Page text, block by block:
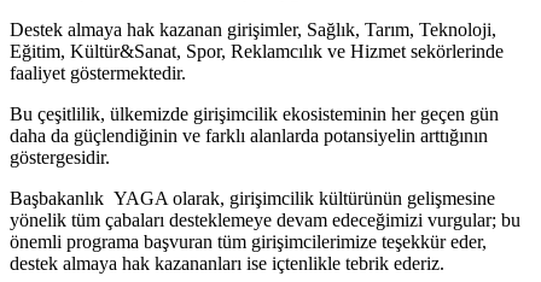
Destek almaya hak kazanan girişimler, Sağlık, Tarım, Teknoloji,
Eğitim, Kültür&Sanat, Spor, Reklamcılık ve Hizmet sekörlerinde
faaliyet göstermektedir.
Bu çeşitlilik, ülkemizde girişimcilik ekosisteminin her geçen gün
daha da güçlendiğinin ve farklı alanlarda potansiyelin arttığının
göstergesidir.
Başbakanlık YAGA olarak, girişimcilik kültürünün gelişmesine
yönelik tüm çabaları desteklemeye devam edeceğimizi vurgular; bu
önemli programa başvuran tüm girişimcilerimize teşekkür eder,
destek almaya hak kazananları ise içtenlikle tebrik ederiz.